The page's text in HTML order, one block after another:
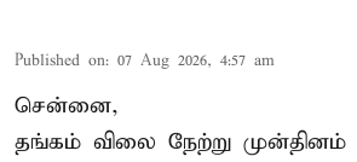
Published on: 07 Aug 2026, 4:57 am
சென்னை,
தங்கம் விலை நேற்று முன்தினம்